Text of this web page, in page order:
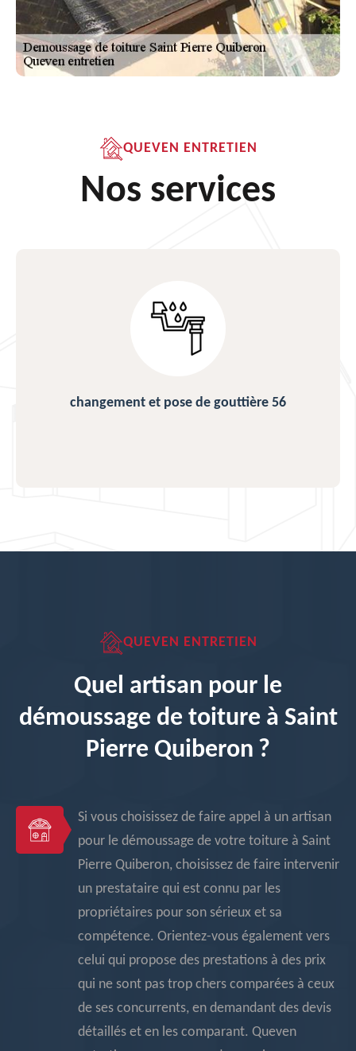
QUEVEN ENTRETIEN
Nos services
changement et pose de gouttière 56
QUEVEN ENTRETIEN
Quel artisan pour le
démoussage de toiture à Saint
Pierre Quiberon ?
Si vous choisissez de faire appel à un artisan
pour le démoussage de votre toiture à Saint
Pierre Quiberon, choisissez de faire intervenir
un prestataire qui est connu par les
propriétaires pour son sérieux et sa
compétence. Orientez-vous également vers
celui qui propose des prestations à des prix
qui ne sont pas trop chers comparées à ceux
de ses concurrents, en demandant des devis
détaillés et en les comparant. Queven